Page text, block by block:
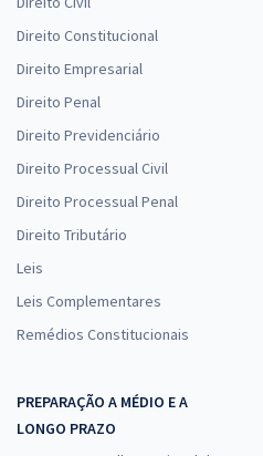
Direito Constitucional
Direito Empresarial
Direito Penal
Direito Previdenciário
Direito Processual Civil
Direito Processual Penal
Direito Tributário
Leis
Leis Complementares
Remédios Constitucionais
PREPARAÇÃO A MÉDIO E A
LONGO PRAZO